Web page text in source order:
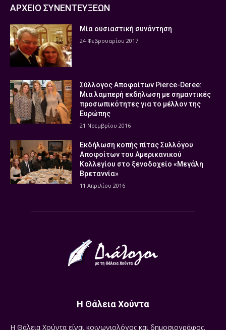
ΑΡΧΕΙΟ ΣΥΝΕΝΤΕΥΞΕΩΝ
Μία ουσιαστική συνάντηση
24 Φεβρουαρίου 2017
Σύλλογος Αποφοίτων Pierce-Deree:
Μια λαμπερή εκδήλωση με σημαντικές
προσωπικότητες για το μέλλον της
Ευρώπης
21 Νοεμβρίου 2016
Εκδήλωση κοπής πίτας Συλλόγου
Αποφοίτων του Αμερικανικού
Κολλεγίου στο ξενοδοχείο «Μεγάλη
Βρεταννία»
11 Απριλίου 2016
Η Θάλεια Χούντα
Η Θάλεια Χούντα είναι κοινωνιολόγος και δημοσιογράφος.